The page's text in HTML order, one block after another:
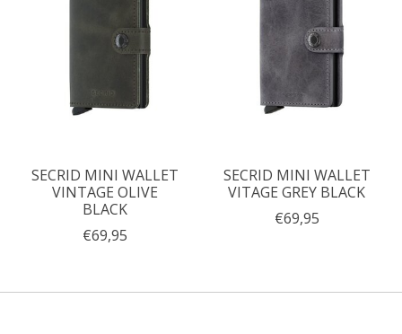
SECRID MINI WALLET
VINTAGE OLIVE
BLACK
€69,95
SECRID MINI WALLET
VITAGE GREY BLACK
€69,95